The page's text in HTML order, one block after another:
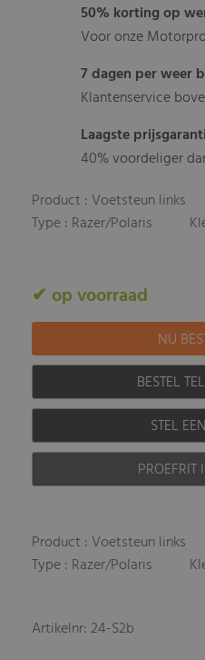
50% korting op
Voor onze
7 dagen per weer
Klantenservice
Laagste
40% voordeliger
Product : Voetsteun links
Type : Razer/Polaris
✔ op voorraad
BESTEL
STEL
Product : Voetsteun links
Type : Razer/Polaris
Artikelnr: 24-S2b